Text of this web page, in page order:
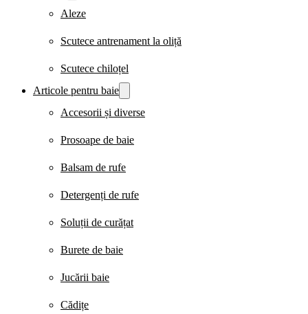
Aleze
Scutece antrenament la oliță
Scutece chiloțel
Articole pentru baie
Accesorii și diverse
Prosoape de baie
Balsam de rufe
Detergenți de rufe
Soluții de curățat
Burete de baie
Jucării baie
Cădițe